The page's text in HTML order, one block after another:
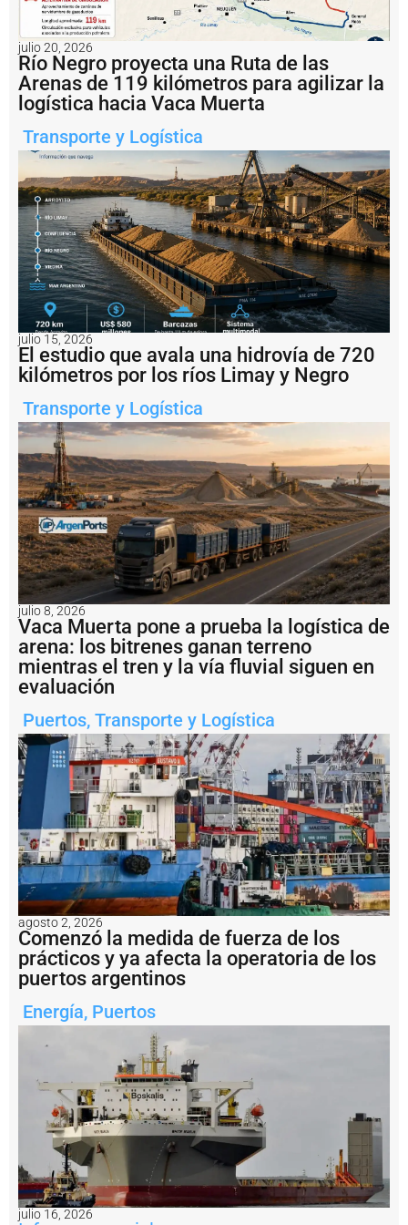
ti
n
a
i
m
u
s
o
u
n
a
m
u
lt
a
d
U
S
D
1
.
2
m
il
l
o
n
e
s
a
l
b
u
q
u
e
H
a
i
X
i
a
n
g
n
i
m
á
g
e
n
e
s
:
fi
n
h
í
a
B
julio 20, 2026
Río Negro proyecta una Ruta de las
Arenas de 119 kilómetros para agilizar la
logística hacia Vaca Muerta
Transporte y Logística
julio 15, 2026
El estudio que avala una hidrovía de 720
kilómetros por los ríos Limay y Negro
Transporte y Logística
julio 8, 2026
Vaca Muerta pone a prueba la logística de
arena: los bitrenes ganan terreno
mientras el tren y la vía fluvial siguen en
evaluación
Puertos, Transporte y Logística
agosto 2, 2026
Comenzó la medida de fuerza de los
prácticos y ya afecta la operatoria de los
puertos argentinos
Energía, Puertos
julio 16, 2026